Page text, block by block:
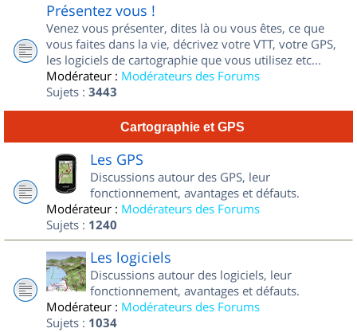
Présentez vous !
Venez vous présenter, dites là ou vous êtes, ce que
vous faites dans la vie, décrivez votre VTT, votre GPS,
les logiciels de cartographie que vous utilisez etc...
Modérateur : Modérateurs des Forums
Sujets : 3443
Cartographie et GPS
Les GPS
Discussions autour des GPS, leur
fonctionnement, avantages et défauts.
Modérateur : Modérateurs des Forums
Sujets : 1240
Les logiciels
Discussions autour des logiciels, leur
fonctionnement, avantages et défauts.
Modérateur : Modérateurs des Forums
Sujets : 1034